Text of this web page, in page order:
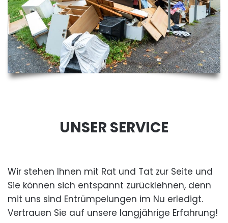
UNSER SERVICE
Wir stehen Ihnen mit Rat und Tat zur Seite und
Sie können sich entspannt zurücklehnen, denn
mit uns sind Entrümpelungen im Nu erledigt.
Vertrauen Sie auf unsere langjährige Erfahrung!